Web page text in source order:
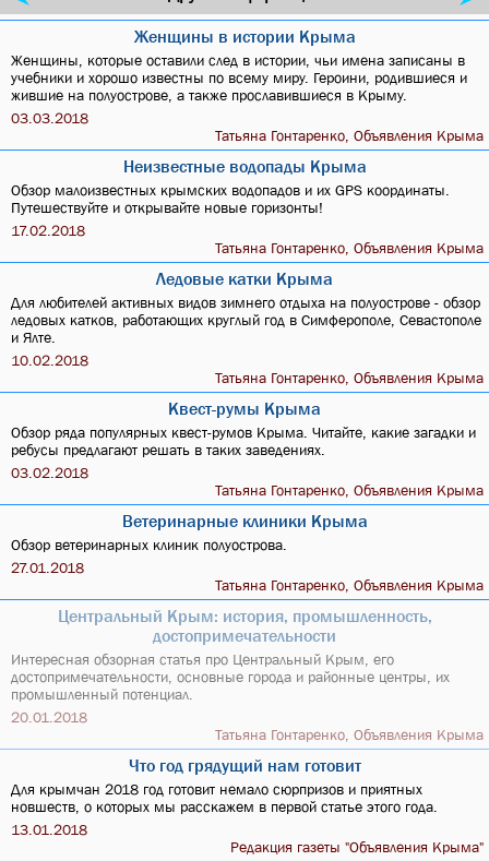
Женщины в истории Крыма
Женщины, которые оставили след в истории, чьи имена записаны в
учебники и хорошо известны по всему миру. Героини, родившиеся и
жившие на полуострове, а также прославившиеся в Крыму.
03.03.2018
Татьяна Гонтаренко, Объявления Крыма
Неизвестные водопады Крыма
Обзор малоизвестных крымских водопадов и их GPS координаты.
Путешествуйте и открывайте новые горизонты!
17.02.2018
Татьяна Гонтаренко, Объявления Крыма
Ледовые катки Крыма
Для любителей активных видов зимнего отдыха на полуострове - обзор
ледовых катков, работающих круглый год в Симферополе, Севастополе
и Ялте.
10.02.2018
Татьяна Гонтаренко, Объявления Крыма
Квест-румы Крыма
Обзор ряда популярных квест-румов Крыма. Читайте, какие загадки и
ребусы предлагают решать в таких заведениях.
03.02.2018
Татьяна Гонтаренко, Объявления Крыма
Ветеринарные клиники Крыма
Обзор ветеринарных клиник полуострова.
27.01.2018
Татьяна Гонтаренко, Объявления Крыма
Центральный Крым: история, промышленность,
достопримечательности
Интересная обзорная статья про Центральный Крым, его
достопримечательности, основные города и районные центры, их
промышленный потенциал.
20.01.2018
Татьяна Гонтаренко, Объявления Крыма
Что год грядущий нам готовит
Для крымчан 2018 год готовит немало сюрпризов и приятных
новшеств, о которых мы расскажем в первой статье этого года.
13.01.2018
Редакция газеты "Объявления Крыма"